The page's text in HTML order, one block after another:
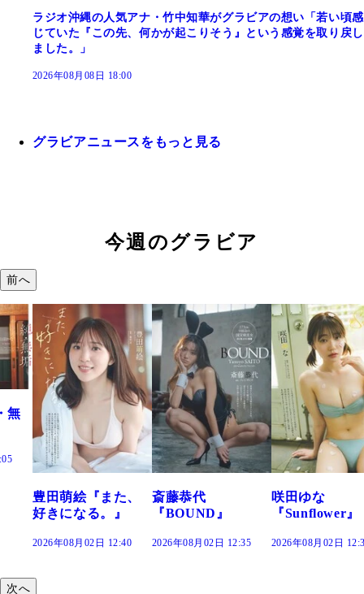
ラジオ沖縄の人気アナ・竹中知華がグラビアの想い「若い頃感
じていた『この先、何かが起こりそう』という感覚を取り戻し
ました。」
2026年08月08日 18:00
グラビアニュースをもっと見る
今週のグラビア
前へ
斎藤恭代
『BOUND』
2026年08月02日 12:35
咲田ゆな
『Sunflower』
2026年08月02日 12:30
藤水咲桜『花
だまり』
2026年08月02日
次へ